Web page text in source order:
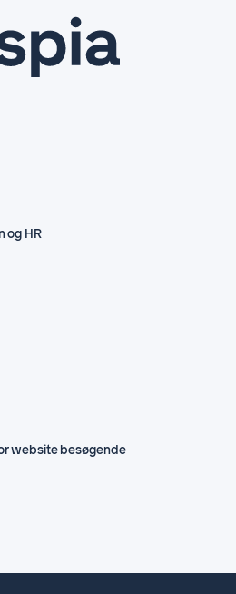
og HR
website besøgende